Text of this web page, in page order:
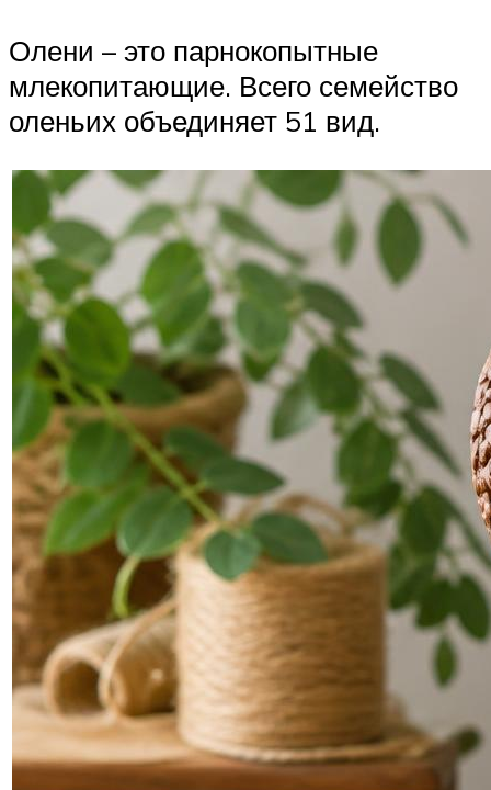
Олени – это парнокопытные
млекопитающие. Всего семейство
оленьих объединяет 51 вид.